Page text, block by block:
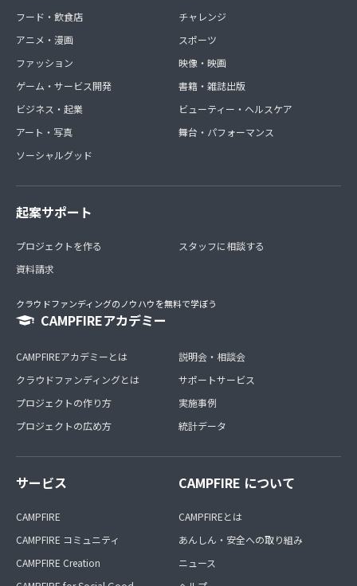
フード・飲食店
アニメ・漫画
ファッション
ゲーム・サービス開発
ビジネス・起業
アート・写真
ソーシャルグッド
チャレンジ
スポーツ
映像・映画
書籍・雑誌出版
ビューティー・ヘルスケア
舞台・パフォーマンス
起案サポート
プロジェクトを作る
資料請求
スタッフに相談する
クラウドファンディングのノウハウを無料で学ぼう
CAMPFIREアカデミー
CAMPFIREアカデミーとは
クラウドファンディングとは
プロジェクトの作り方
プロジェクトの広め方
説明会・相談会
サポートサービス
実施事例
統計データ
サービス
CAMPFIRE
CAMPFIRE コミュニティ
CAMPFIRE Creation
CAMPFIRE について
CAMPFIREとは
あんしん・安全への取り組み
ニュース